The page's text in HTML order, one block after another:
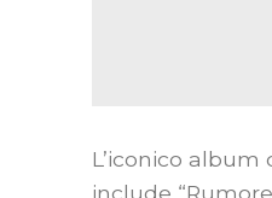
L’iconico album
include